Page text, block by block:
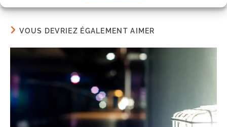
VOUS DEVRIEZ ÉGALEMENT AIMER